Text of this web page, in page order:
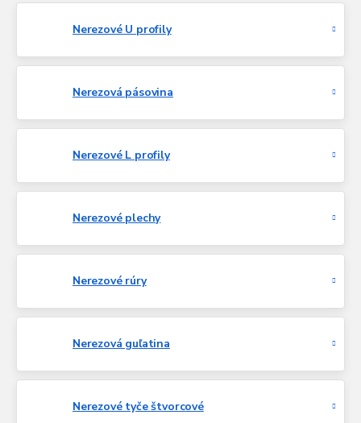
ktoré na požiadanie radi prispôsobíme. Samozrejme, vieme
ho dopraviť po celej Slovenskej republike za výhodné ceny.
Nerezové U profily
Nerezová pásovina
Nerezové L profily
Nerezové plechy
Nerezové rúry
Nerezová guľatina
Nerezové tyče štvorcové